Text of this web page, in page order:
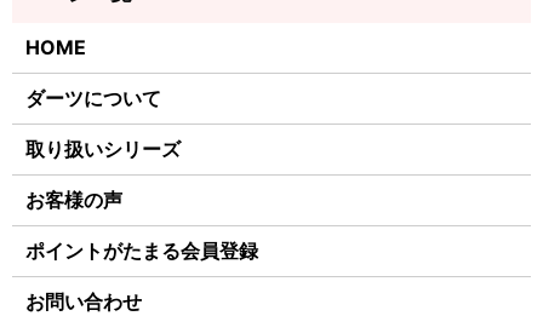
HOME
ダーツについて
取り扱いシリーズ
お客様の声
ポイントがたまる会員登録
お問い合わせ